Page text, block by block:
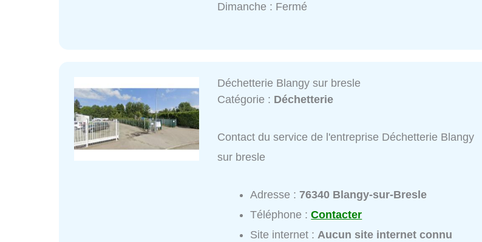
Dimanche : Fermé
Déchetterie Blangy sur bresle
Catégorie : Déchetterie
Contact du service de l'entreprise Déchetterie Blangy
sur bresle
Adresse :76340 Blangy-sur-Bresle
Téléphone :Contacter
Site internet : Aucun site internet connu